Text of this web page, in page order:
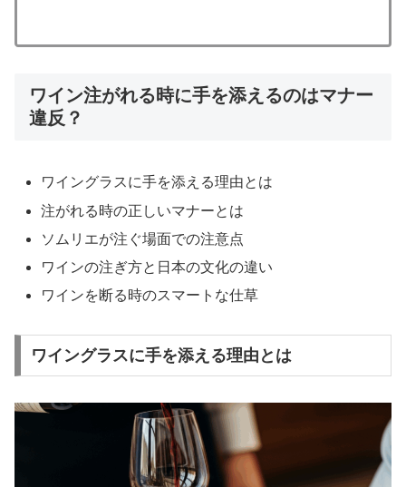
ワイン注がれる時に手を添えるのはマナー
違反？
ワイングラスに手を添える理由とは
注がれる時の正しいマナーとは
ソムリエが注ぐ場面での注意点
ワインの注ぎ方と日本の文化の違い
ワインを断る時のスマートな仕草
ワイングラスに手を添える理由とは